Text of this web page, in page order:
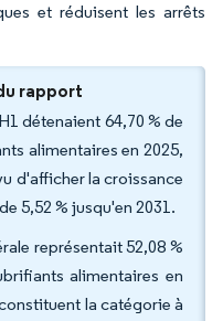
et réduisent les arrêts
rapport
détenaient 64,70 % de
alimentaires en 2025,
d'afficher la croissance
5,52 % jusqu'en 2031.
représentait 52,08 %
alimentaires en
la catégorie à